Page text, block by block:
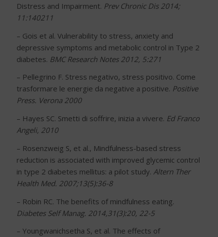
Distress and Impairment. Prev Chronic Dis 2014;
11:140211
– Gois et al. Vulnerability to stress, anxiety and
depressive symptoms and metabolic control in Type 2
diabetes. BMC Research Notes 2012, 5:271
– Pellegrino F. Stress negativo, stress positivo. Come
trasformare le energie da negative a positive. Positive
Press. Verona 2000
– Hayes SC. Smetti di soffrire, inizia a vivere. Ed Franco
Angeli, 2010
– Rosenzweig S, et al., Mindfulness-based stress
reduction is associated with improved glycemic control
in type 2 diabetes mellitus: a pilot study. Altern Ther
Health Med. 2007;13(5):36-8
– Robin RC. The benefits of mindfulness eating.
Diabetes Self Manag. 2014,31(3):20, 22-5
– Youngwanichsetha S, et al. The effects of